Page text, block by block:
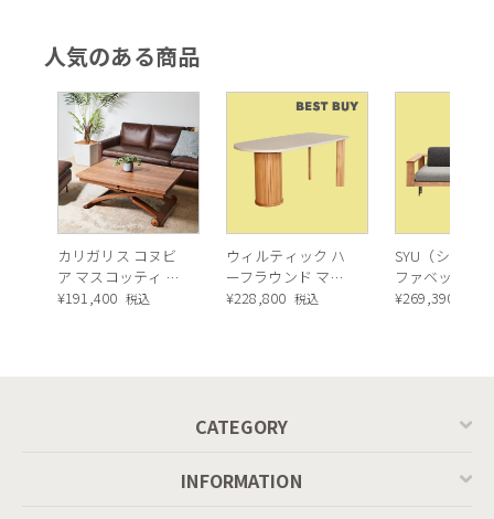
人気のある商品
カリガリス コヌビ
ア マスコッティ 伸
長・昇降式テーブ
¥191,400 税込
ウィルティック ハ
ーフラウンド マテ
ィエラ塗装 ダイニ
¥228,800 税込
SYU（シュウ
ファベッド（
ュラル）
¥269,390
CATEGORY
INFORMATION